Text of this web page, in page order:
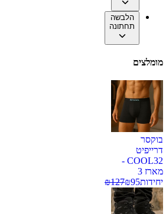
הלבשה
תחתונה
מומלצים
בוקסר
דרייפיט
COOL32 -
מארז 3
יחידות
₪95
₪127